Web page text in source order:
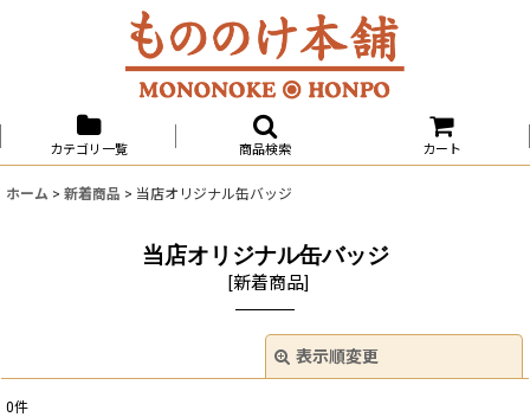
カテゴリ一覧 商品検索 カート
ホーム > 新着商品 > 当店オリジナル缶バッジ
当店オリジナル缶バッジ
[新着商品]
表示順変更
0件